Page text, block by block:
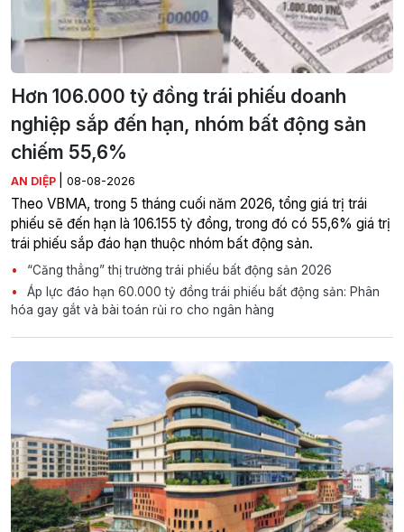
Hơn 106.000 tỷ đồng trái phiếu doanh
nghiệp sắp đến hạn, nhóm bất động sản
chiếm 55,6%
AN DIỆP 08-08-2026
Theo VBMA, trong 5 tháng cuối năm 2026, tổng giá trị trái
phiếu sẽ đến hạn là 106.155 tỷ đồng, trong đó có 55,6% giá trị
trái phiếu sắp đáo hạn thuộc nhóm bất động sản.
“Căng thẳng” thị trường trái phiếu bất động sản 2026
Áp lực đáo hạn 60.000 tỷ đồng trái phiếu bất động sản: Phân
hóa gay gắt và bài toán rủi ro cho ngân hàng